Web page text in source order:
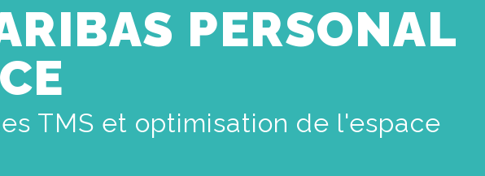
PERSONAL
TMS et optimisation de l'espace